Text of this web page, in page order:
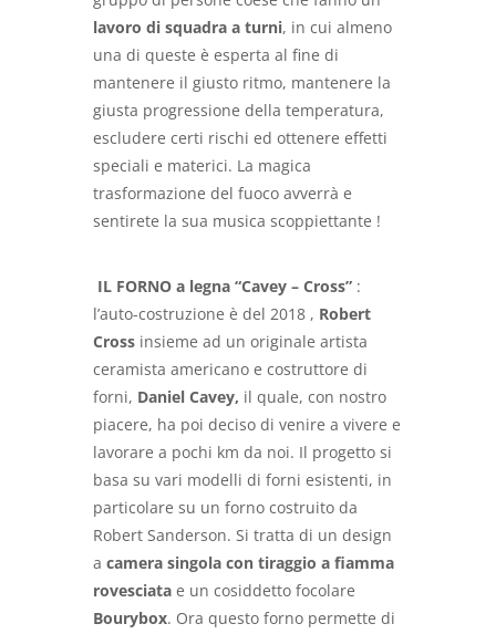
lavoro di squadra a turni, in cui almeno
una di queste è esperta al fine di
mantenere il giusto ritmo, mantenere la
giusta progressione della temperatura,
escludere certi rischi ed ottenere effetti
speciali e materici. La magica
trasformazione del fuoco avverrà e
sentirete la sua musica scoppiettante !
IL FORNO a legna “Cavey – Cross” :
l’auto-costruzione è del 2018 , Robert
Cross insieme ad un originale artista
ceramista americano e costruttore di
forni, Daniel Cavey, il quale, con nostro
piacere, ha poi deciso di venire a vivere e
lavorare a pochi km da noi. Il progetto si
basa su vari modelli di forni esistenti, in
particolare su un forno costruito da
Robert Sanderson. Si tratta di un design
a camera singola con tiraggio a fiamma
rovesciata e un cosiddetto focolare
Bourybox. Ora questo forno permette di